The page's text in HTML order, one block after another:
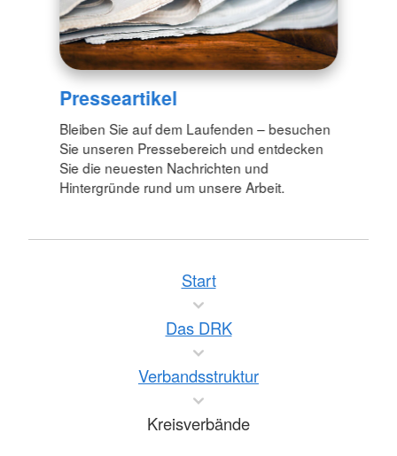
Presseartikel
Bleiben Sie auf dem Laufenden – besuchen
Sie unseren Pressebereich und entdecken
Sie die neuesten Nachrichten und
Hintergründe rund um unsere Arbeit.
Start
Das DRK
Verbandsstruktur
Kreisverbände